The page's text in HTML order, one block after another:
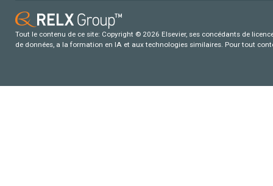
Tout le contenu de ce site: Copyright © 2026 Elsevier, ses concédants de
de données, a la formation en IA et aux technologies similaires. Pour tout